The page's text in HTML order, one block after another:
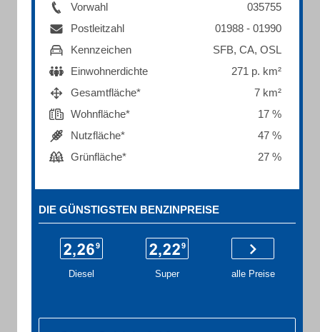
Vorwahl
035755
Postleitzahl
01988 - 01990
Kennzeichen
SFB, CA, OSL
Einwohnerdichte
271 p. km²
Gesamtfläche*
7 km²
Wohnfläche*
17 %
Nutzfläche*
47 %
Grünfläche*
27 %
DIE GÜNSTIGSTEN BENZINPREISE
Diesel Super alle Preise